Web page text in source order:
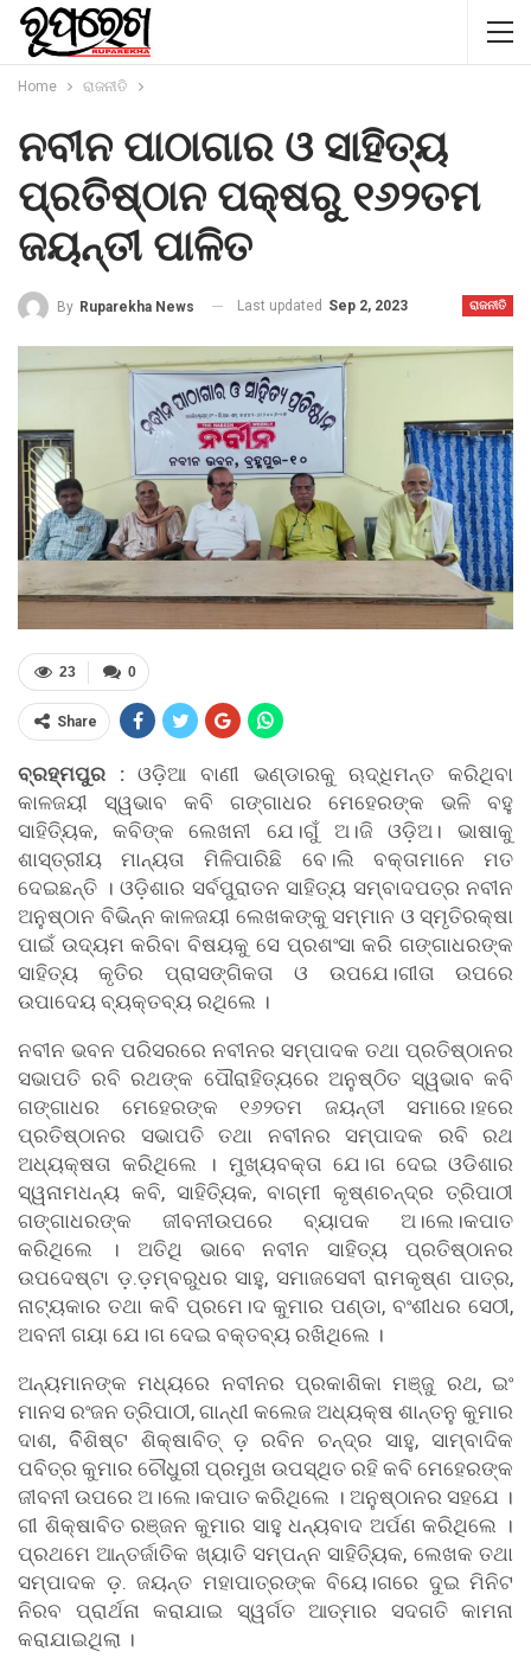
Home ରାଜନୀତି
ନବୀନ ପାଠାଗାର ଓ ସାହିତ୍ୟ
ପ୍ରତିଷ୍ଠାନ ପକ୍ଷରୁ ୧୬୨ତମ
ଜୟନ୍ତୀ ପାଳିତ
ରାଜନୀତି
By Ruparekha News Last updated Sep 2, 2023
0
23
Share
ବ୍ରହ୍ମପୁର :ଓଡ଼ିଆ ବାଣୀ ଭଣ୍ଡାରକୁ ଋଦ୍ଧିମନ୍ତ କରିଥିବା
କାଳଜୟୀ ସ୍ୱଭାବ କବି ଗଙ୍ଗାଧର ମେହେରଙ୍କ ଭଳି ବହୁ
ସାହିତି୍ୟକ, କବିଙ୍କ ଲେଖନୀ ଯେ।ଗୁଁ ଅ।ଜି ଓଡ଼ିଅ। ଭାଷାକୁ
ଶାସ୍ତ୍ରୀୟ ମାନ୍ୟତା ମିଳିପାରିଛି ବେ।ଲି ବକ୍ତାମାନେ ମତ
ଦେଇଛନ୍ତି । ଓଡ଼ିଶାର ସର୍ବପୁରାତନ ସାହିତ୍ୟ ସମ୍ବାଦପତ୍ର ନବୀନ
ଅନୁଷ୍ଠାନ ବିଭିନ୍ନ କାଳଜୟୀ ଲେଖକଙ୍କୁ ସମ୍ମାନ ଓ ସ୍ମୃତିରକ୍ଷା
ପାଇଁ ଉଦ୍ୟମ କରିବା ବିଷୟକୁ ସେ ପ୍ରଶଂସା କରି ଗଙ୍ଗାଧରଙ୍କ
ସାହିତ୍ୟ କୃତିର ପ୍ରାସଙ୍ଗିକତା ଓ ଉପଯେ।ଗୀତା ଉପରେ
ଉପାଦେୟ ବ୍ୟକ୍ତବ୍ୟ ରଥିଲେ ।
ନବୀନ ଭବନ ପରିସରରେ ନବୀନର ସମ୍ପାଦକ ତଥା ପ୍ରତିଷ୍ଠାନର
ସଭାପତି ରବି ରଥଙ୍କ ପୌରାହିତ୍ୟରେ ଅନୁଷ୍ଠିତ ସ୍ୱଭାବ କବି
ଗଙ୍ଗାଧର ମେହେରଙ୍କ ୧୬୨ତମ ଜୟନ୍ତୀ ସମାରେ।ହରେ
ପ୍ରତିଷ୍ଠାନର ସଭାପତି ତଥା ନବୀନର ସମ୍ପାଦକ ରବି ରଥ
ଅଧ୍ୟକ୍ଷତା କରିଥିଲେ । ମୁଖ୍ୟବକ୍ତା ଯେ।ଗ ଦେଇ ଓଡିଶାର
ସ୍ୱନାମଧନ୍ୟ କବି, ସାହିତି୍ୟକ, ବାଗ୍ମୀ କୃଷ୍ଣଚନ୍ଦ୍ର ତ୍ରିପାଠୀ
ଗଙ୍ଗାଧରଙ୍କ ଜୀବନୀଉପରେ ବ୍ୟାପକ ଅ।ଲେ।କପାତ
କରିଥିଲେ । ଅତିଥି ଭାବେ ନବୀନ ସାହିତ୍ୟ ପ୍ରତିଷ୍ଠାନର
ଉପଦେଷ୍ଟା ଡ଼.ଡ଼ମ୍ବରୁଧର ସାହୁ, ସମାଜସେବୀ ରାମକୃଷ୍ଣ ପାତ୍ର,
ନାଟ୍ୟକାର ତଥା କବି ପ୍ରମେ।ଦ କୁମାର ପଣ୍ଡା, ବଂଶୀଧର ସେଠୀ,
ଅବନୀ ଗୟା ଯେ।ଗ ଦେଇ ବକ୍ତବ୍ୟ ରଖିଥିଲେ ।
ଅନ୍ୟମାନଙ୍କ ମଧ୍ୟରେ ନବୀନର ପ୍ରକାଶିକା ମଞ୍ଜୁ ରଥ, ଇଂ
ମାନସ ରଂଜନ ତ୍ରିପାଠୀ, ଗାନ୍ଧୀ କଲେଜ ଅଧ୍ୟକ୍ଷ ଶାନ୍ତନୁ କୁମାର
ଦାଶ, ବିିଶିଷ୍ଟ ଶିକ୍ଷାବିତ୍ ଡ଼ ରବିନ ଚନ୍ଦ୍ର ସାହୁ, ସାମ୍ବାଦିକ
ପବିତ୍ର କୁମାର ଚୌଧୁରୀ ପ୍ରମୁଖ ଉପସ୍ଥିତ ରହି କବି ମେହେରଙ୍କ
ଜୀବନୀ ଉପରେ ଅ।ଲେ।କପାତ କରିଥିଲେ । ଅନୁଷ୍ଠାନର ସହଯେ ।
ଗୀ ଶିକ୍ଷାବିତ ରଞ୍ଜନ କୁମାର ସାହୁ ଧନ୍ୟବାଦ ଅର୍ପଣ କରିଥିଲେ ।
ପ୍ରଥମେ ଆନ୍ତର୍ଜାତିକ ଖ୍ୟାତି ସମ୍ପନ୍ନ ସାହିତି୍ୟକ, ଲେଖକ ତଥା
ସମ୍ପାଦକ ଡ଼. ଜୟନ୍ତ ମହାପାତ୍ରଙ୍କ ବିୟେ।ଗରେ ଦୁଇ ମିନିଟ
ନିରବ ପ୍ରାର୍ଥନା କରାଯାଇ ସ୍ୱର୍ଗତ ଆତ୍ମାର ସଦଗତି କାମନା
କରାଯାଇଥିଲା ।